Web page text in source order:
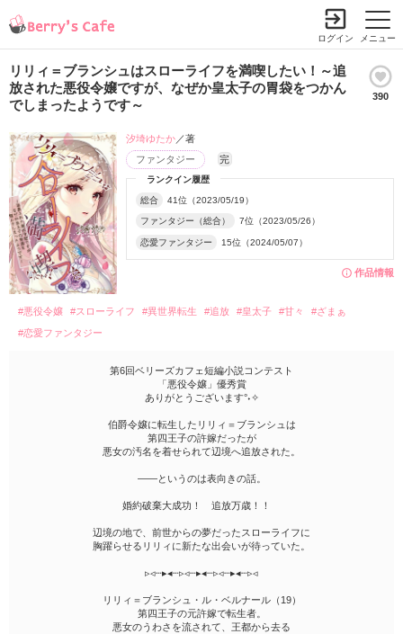
メニュー
ログイン
リリィ＝ブランシュはスローライフを満喫したい！～追
放された悪役令嬢ですが、なぜか皇太子の胃袋をつかん
でしまったようです～
390
作品情報
ランクイン履歴
総合 41位（2023/05/19）
ファンタジー（総合） 7位（2023/05/26）
恋愛ファンタジー 15位（2024/05/07）
ファンタジー 完
汐埼ゆたか／著
#悪役令嬢 #スローライフ #異世界転生 #追放 #皇太子 #甘々
#ざまぁ
#恋愛ファンタジー
第6回ベリーズカフェ短編小説コンテスト
「悪役令嬢」優秀賞
ありがとうございます°˖✧
伯爵令嬢に転生したリリィ＝ブランシュは
第四王子の許嫁だったが
悪女の汚名を着せられて辺境へ追放された。
――というのは表向きの話。
婚約破棄大成功！ 追放万歳！！
辺境の地で、前世からの夢だったスローライフに
胸躍らせるリリィに新たな出会いが待っていた。
▹◃┄▸◂┄▹◃┄▸◂┄▹◃┄▸◂┄▹◃
リリィ＝ブランシュ・ル・ベルナール（19）
第四王子の元許嫁で転生者。
悪女のうわさを流されて、王都から去る